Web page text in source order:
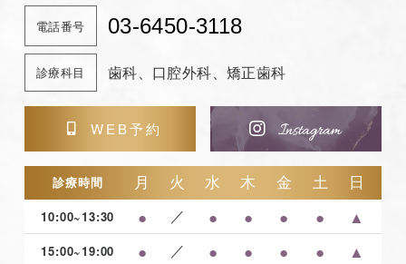
電話番号 03-6450-3118
診療科目 歯科、口腔外科、矯正歯科
WEB予約
診療時間 月 火 水 木 金 土
日
10:00~13:30
● ／ ● ● ● ● ▲
15:00~19:00 ● ／ ● ● ● ● ▲